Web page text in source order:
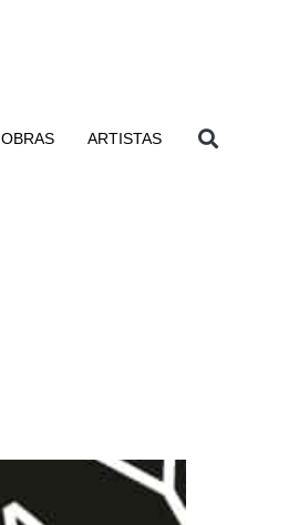
OBRAS ARTISTAS